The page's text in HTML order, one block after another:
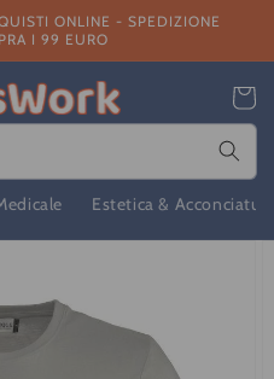
ONLINE - SPEDIZIONE
I 99 EURO
Estetica & Acconciature
Carrello